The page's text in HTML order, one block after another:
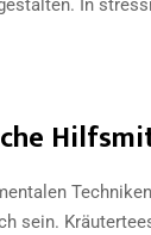
sein.